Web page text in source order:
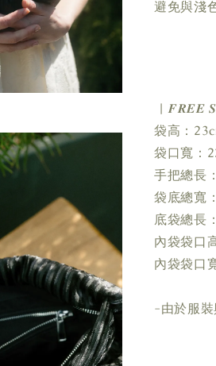
避免與淺
| 𝑭𝑹𝑬𝑬
袋高：
袋口寬：
手把總長
袋底總寬
底袋總長
內袋袋口
內袋袋口
-由於服